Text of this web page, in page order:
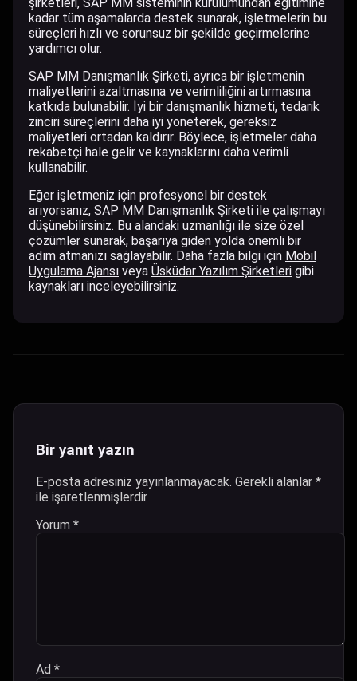
şirketleri, SAP MM sisteminin kurulumundan eğitimine
kadar tüm aşamalarda destek sunarak, işletmelerin bu
süreçleri hızlı ve sorunsuz bir şekilde geçirmelerine
yardımcı olur.
SAP MM Danışmanlık Şirketi, ayrıca bir işletmenin
maliyetlerini azaltmasına ve verimliliğini artırmasına
katkıda bulunabilir. İyi bir danışmanlık hizmeti, tedarik
zinciri süreçlerini daha iyi yöneterek, gereksiz
maliyetleri ortadan kaldırır. Böylece, işletmeler daha
rekabetçi hale gelir ve kaynaklarını daha verimli
kullanabilir.
Eğer işletmeniz için profesyonel bir destek
arıyorsanız, SAP MM Danışmanlık Şirketi ile çalışmayı
düşünebilirsiniz. Bu alandaki uzmanlığı ile size özel
çözümler sunarak, başarıya giden yolda önemli bir
adım atmanızı sağlayabilir. Daha fazla bilgi için Mobil
Uygulama Ajansı veya Üsküdar Yazılım Şirketleri gibi
kaynakları inceleyebilirsiniz.
Bir yanıt yazın
E-posta adresiniz yayınlanmayacak. Gerekli alanlar *
ile işaretlenmişlerdir
Yorum *
Ad *